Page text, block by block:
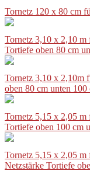
Tornetz 120 x 80 cm
Tornetz 3,10 x 2,10
Tortiefe oben 80 cm
Tornetz 3,10 x 2,10m
oben 80 cm unten 100
Tornetz 5,15 x 2,05 m
Tortiefe oben 100 cm
Tornetz 5,15 x 2,05 m
Netzstärke Tortiefe